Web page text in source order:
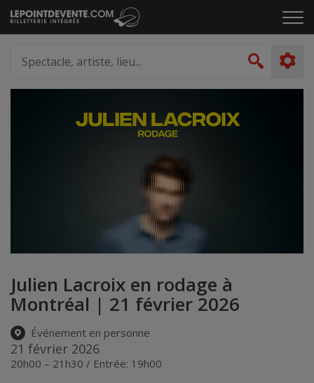
Passer
au
le
artiste,
lieu...
Julien Lacroix en rodage à
Montréal | 21 février 2026
Événement en personne
21 février 2026
20h00 – 21h30 / Entrée: 19h00